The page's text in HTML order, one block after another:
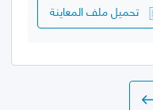
تحميل ملف المعاينة